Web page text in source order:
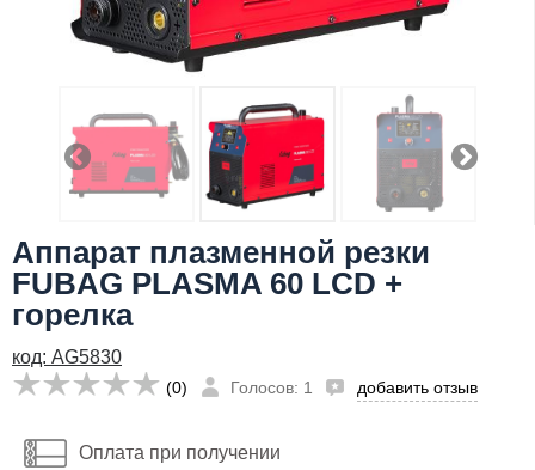
Аппарат плазменной резки
FUBAG PLASMA 60 LCD +
горелка
код: AG5830
(0) Голосов: 1 добавить отзыв
Оплата при получении
Телефон*:
обработку персональных данных
Заказать
87,986 руб
Имя:
Email:
Телефон *:
Я даю согласие на